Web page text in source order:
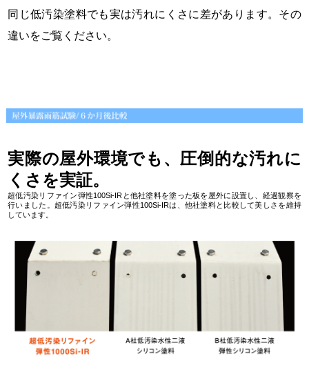
同じ低汚染塗料でも実は汚れにくさに差があります。その
違いをご覧ください。
実際の屋外環境でも、圧倒的な汚れに
くさを実証。
超低汚染リファイン弾性100Si-IRと他社塗料を塗った板を屋外に設置し、経過観察を
行いました。超低汚染リファイン弾性100Si-IRは、他社塗料と比較して美しさを維持
しています。